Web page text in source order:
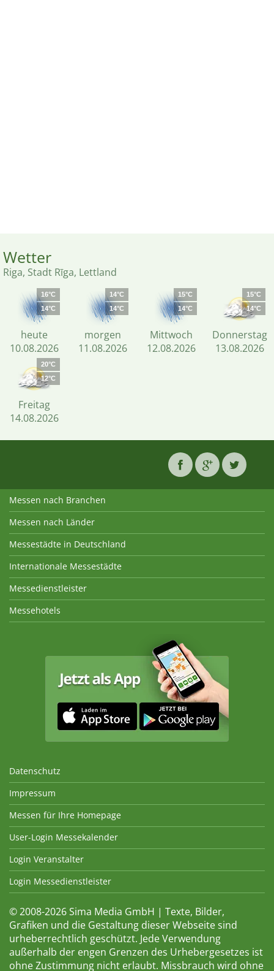
Wetter
Riga, Stadt Rīga, Lettland
16°C
14°C
heute
10.08.2026
14°C
14°C
morgen
11.08.2026
15°C
14°C
Mittwoch
12.08.2026
15°C
14°C
Donnerstag
13.08.2026
20°C
12°C
Freitag
14.08.2026
Messen nach Branchen
Messen nach Länder
Messestädte in Deutschland
Internationale Messestädte
Messedienstleister
Messehotels
Datenschutz
Impressum
Messen für Ihre Homepage
User-Login Messekalender
Login Veranstalter
Login Messedienstleister
© 2008-2026 Sima Media GmbH | Texte, Bilder,
Grafiken und die Gestaltung dieser Webseite sind
urheberrechtlich geschützt. Jede Verwendung
außerhalb der engen Grenzen des Urhebergesetzes ist
ohne Zustimmung nicht erlaubt. Missbrauch wird ohne